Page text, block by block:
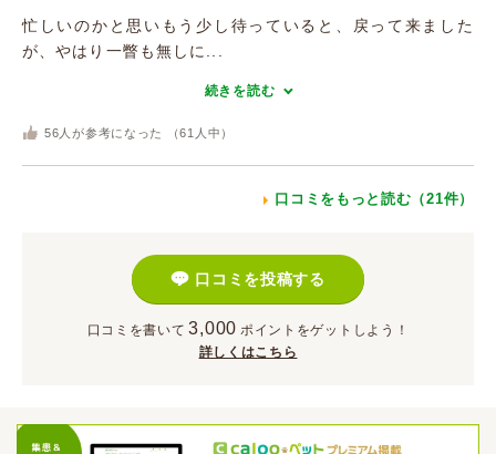
忙しいのかと思いもう少し待っていると、戻って来ました
が、やはり一瞥も無しに...
続きを読む
56 人が参考になった （61 人中）
口コミをもっと読む（21件）
口コミを投稿する
口コミを書いて 3,000 ポイント をゲットしよう！
詳しくはこちら